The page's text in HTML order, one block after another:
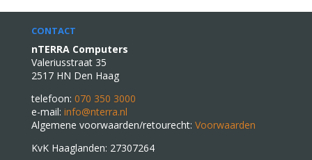
CONTACT
nTERRA Computers
Valeriusstraat 35
2517 HN Den Haag
telefoon: 070 350 3000
e-mail: info@nterra.nl
Algemene voorwaarden/retourecht: Voorwaarden
KvK Haaglanden: 27307264